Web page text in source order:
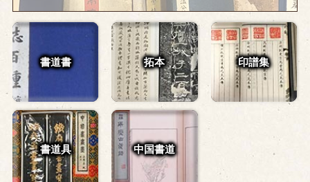
書道書 拓本 印譜集
書道具 中国書道